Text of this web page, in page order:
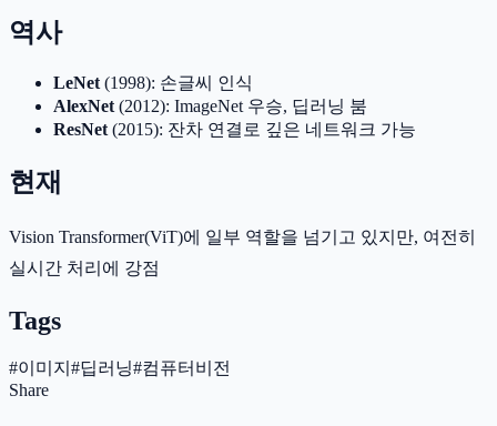
역사
LeNet (1998): 손글씨 인식
AlexNet (2012): ImageNet 우승, 딥러닝 붐
ResNet (2015): 잔차 연결로 깊은 네트워크 가능
현재
Vision Transformer(ViT)에 일부 역할을 넘기고 있지만, 여전히
실시간 처리에 강점
Tags
#이미지 #딥러닝#컴퓨터비전
Share